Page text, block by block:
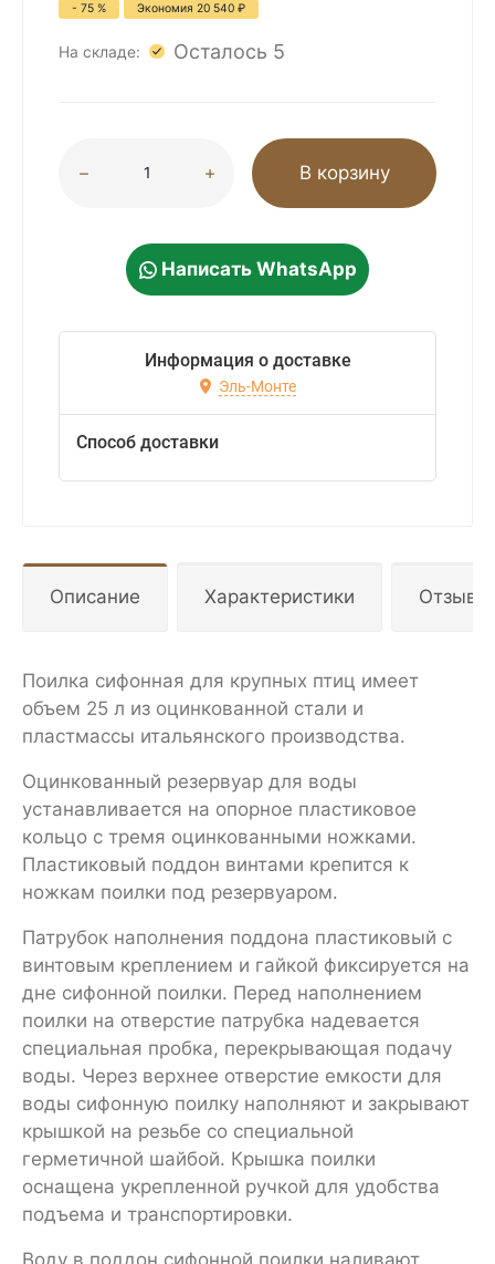
- 75 % Экономия 20 540 ₽
На складе: Осталось 5
В корзину
Написать WhatsApp
Информация о доставке
Эль-Монте
Способ доставки
Описание Характеристики Отзывы
Поилка сифонная для крупных птиц имеет
объем 25 л из оцинкованной стали и
пластмассы итальянского производства.
Оцинкованный резервуар для воды
устанавливается на опорное пластиковое
кольцо с тремя оцинкованными ножками.
Пластиковый поддон винтами крепится к
ножкам поилки под резервуаром.
Патрубок наполнения поддона пластиковый с
винтовым креплением и гайкой фиксируется на
дне сифонной поилки. Перед наполнением
поилки на отверстие патрубка надевается
специальная пробка, перекрывающая подачу
воды. Через верхнее отверстие емкости для
воды сифонную поилку наполняют и закрывают
крышкой на резьбе со специальной
герметичной шайбой. Крышка поилки
оснащена укрепленной ручкой для удобства
подъема и транспортировки.